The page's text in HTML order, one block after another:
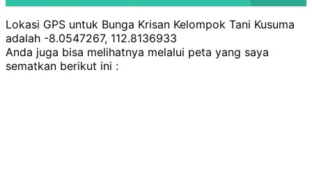
Lokasi GPS untuk Bunga Krisan Kelompok Tani Kusuma
adalah -8.0547267, 112.8136933
Anda juga bisa melihatnya melalui peta yang saya
sematkan berikut ini :